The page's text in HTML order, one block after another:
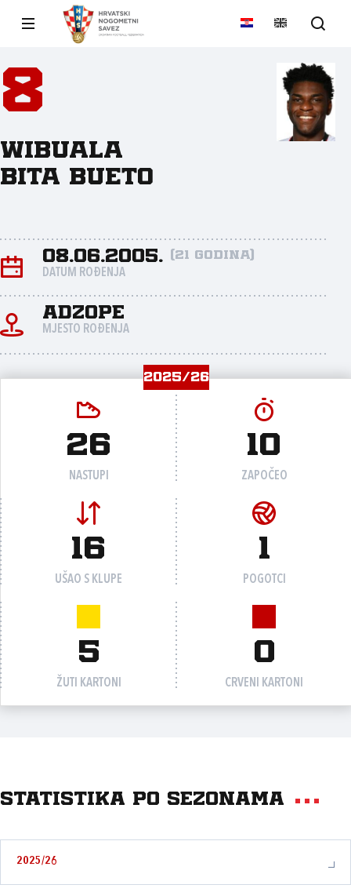
8
Wibuala
Bita Bueto
08.06.2005. (21 godina)
DATUM ROĐENJA
Adzope
MJESTO ROĐENJA
2025/26
26
NASTUPI
10
ZAPOČEO
16
UŠAO S KLUPE
1
POGOTCI
5
ŽUTI KARTONI
0
CRVENI KARTONI
Statistika po sezonama
2025/26